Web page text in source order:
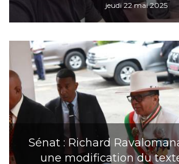
jeudi 22 mai 2025
Sénat : Richard
une modification du